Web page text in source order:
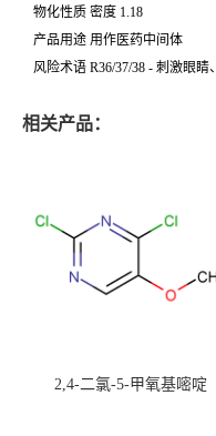
物化性质 密度 1.18
产品用途 用作医药中间体
风险术语 R36/37/38 - 刺激眼睛、
相关产品：
2,4-二氯-5-甲氧基嘧啶